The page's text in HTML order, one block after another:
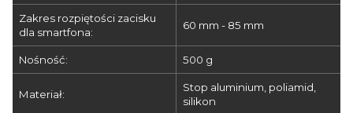
Zakres rozpiętości zacisku
dla smartfona:
60 mm - 85 mm
Nośność: 500 g
Materiał:
Stop aluminium, poliamid,
silikon